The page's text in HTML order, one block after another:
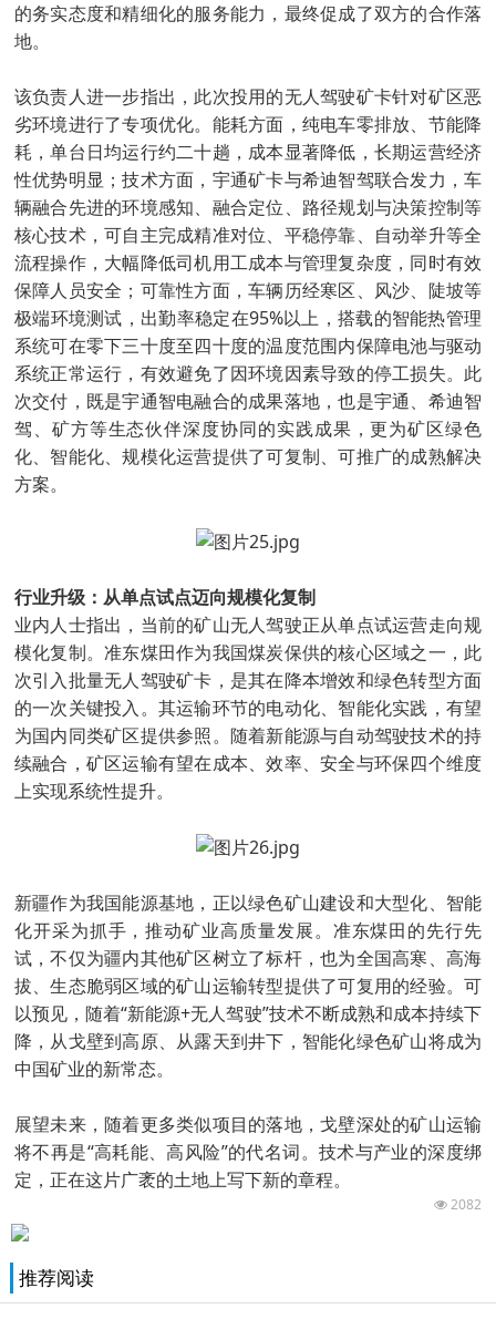
的务实态度和精细化的服务能力，最终促成了双方的合作落
地。
该负责人进一步指出，此次投用的无人驾驶矿卡针对矿区恶
劣环境进行了专项优化。能耗方面，纯电车零排放、节能降
耗，单台日均运行约二十趟，成本显著降低，长期运营经济
性优势明显；技术方面，宇通矿卡与希迪智驾联合发力，车
辆融合先进的环境感知、融合定位、路径规划与决策控制等
核心技术，可自主完成精准对位、平稳停靠、自动举升等全
流程操作，大幅降低司机用工成本与管理复杂度，同时有效
保障人员安全；可靠性方面，车辆历经寒区、风沙、陡坡等
极端环境测试，出勤率稳定在95%以上，搭载的智能热管理
系统可在零下三十度至四十度的温度范围内保障电池与驱动
系统正常运行，有效避免了因环境因素导致的停工损失。此
次交付，既是宇通智电融合的成果落地，也是宇通、希迪智
驾、矿方等生态伙伴深度协同的实践成果，更为矿区绿色
化、智能化、规模化运营提供了可复制、可推广的成熟解决
方案。
行业升级：从单点试点迈向规模化复制
业内人士指出，当前的矿山无人驾驶正从单点试运营走向规
模化复制。准东煤田作为我国煤炭保供的核心区域之一，此
次引入批量无人驾驶矿卡，是其在降本增效和绿色转型方面
的一次关键投入。其运输环节的电动化、智能化实践，有望
为国内同类矿区提供参照。随着新能源与自动驾驶技术的持
续融合，矿区运输有望在成本、效率、安全与环保四个维度
上实现系统性提升。
新疆作为我国能源基地，正以绿色矿山建设和大型化、智能
化开采为抓手，推动矿业高质量发展。准东煤田的先行先
试，不仅为疆内其他矿区树立了标杆，也为全国高寒、高海
拔、生态脆弱区域的矿山运输转型提供了可复用的经验。可
以预见，随着“新能源+无人驾驶”技术不断成熟和成本持续下
降，从戈壁到高原、从露天到井下，智能化绿色矿山将成为
中国矿业的新常态。
展望未来，随着更多类似项目的落地，戈壁深处的矿山运输
将不再是“高耗能、高风险”的代名词。技术与产业的深度绑
定，正在这片广袤的土地上写下新的章程。
2082
推荐阅读